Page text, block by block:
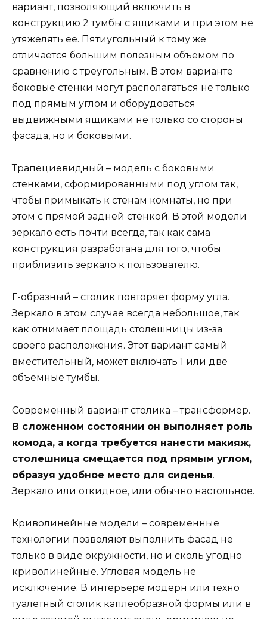
вариант, позволяющий включить в
конструкцию 2 тумбы с ящиками и при этом не
утяжелять ее. Пятиугольный к тому же
отличается большим полезным объемом по
сравнению с треугольным. В этом варианте
боковые стенки могут располагаться не только
под прямым углом и оборудоваться
выдвижными ящиками не только со стороны
фасада, но и боковыми.
Трапециевидный – модель с боковыми
стенками, сформированными под углом так,
чтобы примыкать к стенам комнаты, но при
этом с прямой задней стенкой. В этой модели
зеркало есть почти всегда, так как сама
конструкция разработана для того, чтобы
приблизить зеркало к пользователю.
Г-образный – столик повторяет форму угла.
Зеркало в этом случае всегда небольшое, так
как отнимает площадь столешницы из-за
своего расположения. Этот вариант самый
вместительный, может включать 1 или две
объемные тумбы.
Современный вариант столика – трансформер.
В сложенном состоянии он выполняет роль
комода, а когда требуется нанести макияж,
столешница смещается под прямым углом,
образуя удобное место для сиденья.
Зеркало или откидное, или обычно настольное.
Криволинейные модели – современные
технологии позволяют выполнить фасад не
только в виде окружности, но и сколь угодно
криволинейные. Угловая модель не
исключение. В интерьере модерн или техно
туалетный столик каплеобразной формы или в